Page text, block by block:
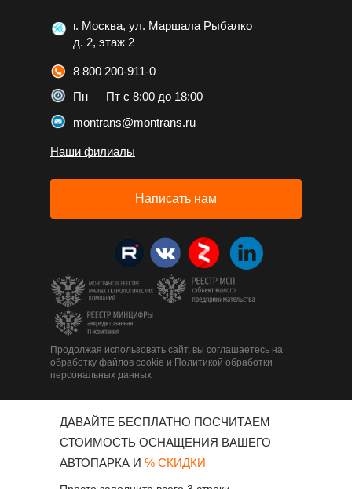
г. Москва, ул. Маршала Рыбалко
д. 2, этаж 2
8 800 200-911-0
Пн — Пт с 8:00 до 18:00
montrans@montrans.ru
Наши филиалы
Написать нам
Продолжая использовать сайт, вы соглашаетесь на
обработку файлов cookie и Политикой обработки
персональных данных
ДАВАЙТЕ БЕСПЛАТНО ПОСЧИТАЕМ
СТОИМОСТЬ ОСНАЩЕНИЯ ВАШЕГО
АВТОПАРКА И % СКИДКИ